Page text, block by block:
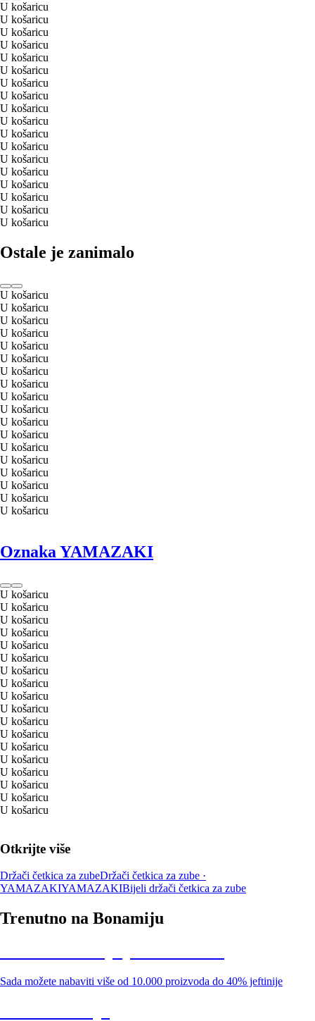
U košaricu
U košaricu
U košaricu
U košaricu
U košaricu
U košaricu
U košaricu
U košaricu
U košaricu
U košaricu
U košaricu
U košaricu
U košaricu
U košaricu
U košaricu
U košaricu
U košaricu
U košaricu
Ostale je zanimalo
U košaricu
U košaricu
U košaricu
U košaricu
U košaricu
U košaricu
U košaricu
U košaricu
U košaricu
U košaricu
U košaricu
U košaricu
U košaricu
U košaricu
U košaricu
U košaricu
U košaricu
U košaricu
Oznaka YAMAZAKI
U košaricu
U košaricu
U košaricu
U košaricu
U košaricu
U košaricu
U košaricu
U košaricu
U košaricu
U košaricu
U košaricu
U košaricu
U košaricu
U košaricu
U košaricu
U košaricu
U košaricu
U košaricu
Otkrijte više
Držači četkica za zubeDržači četkica za zube ·
YAMAZAKIYAMAZAKIBijeli držači četkica za zube
Trenutno na Bonamiju
Sada možete nabaviti više od 10.000 proizvoda do 40% jeftinije